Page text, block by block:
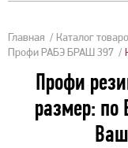
Главная Каталог
Профи РАБЭ БРАШ 397
Профи
размер: